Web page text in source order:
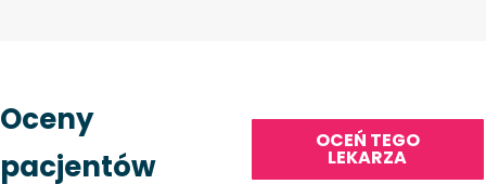
Oceny
pacjentów
OCEŃ TEGO
LEKARZA